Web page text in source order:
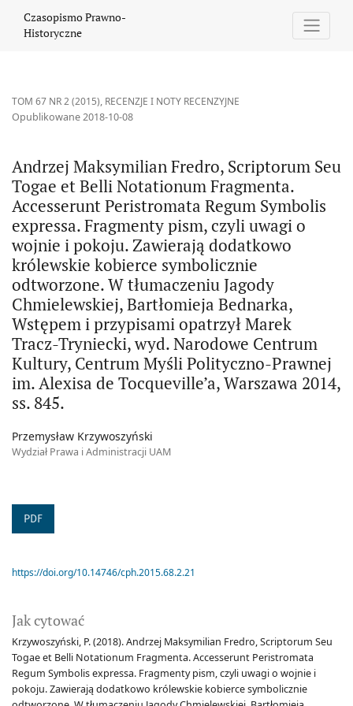
Czasopismo Prawno-
Historyczne
TOM 67 NR 2 (2015), RECENZJE I NOTY RECENZYJNE
Andrzej Maksymilian Fredro, Scriptorum Seu
Togae et Belli Notationum Fragmenta.
Accesserunt Peristromata Regum Symbolis
expressa. Fragmenty pism, czyli uwagi o
wojnie i pokoju. Zawierają dodatkowo
królewskie kobierce symbolicznie
odtworzone. W tłumaczeniu Jagody
Chmielewskiej, Bartłomieja Bednarka,
Wstępem i przypisami opatrzył Marek
Tracz-Tryniecki, wyd. Narodowe Centrum
Kultury, Centrum Myśli Polityczno-Prawnej
im. Alexisa de Tocqueville’a, Warszawa 2014,
ss. 845.
Opublikowane 2018-10-08
Przemysław Krzywoszyński
Wydział Prawa i Administracji UAM
PDF
Jak cytować
Krzywoszyński, P. (2018). Andrzej Maksymilian Fredro, Scriptorum Seu
Togae et Belli Notationum Fragmenta. Accesserunt Peristromata
Regum Symbolis expressa. Fragmenty pism, czyli uwagi o wojnie i
pokoju. Zawierają dodatkowo królewskie kobierce symbolicznie
https://doi.org/10.14746/cph.2015.68.2.21